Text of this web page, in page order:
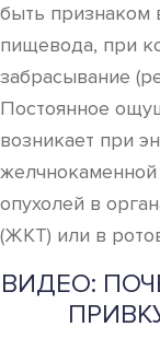
быть признаком
пищевода, при
забрасывание
Постоянное
возникает при
желчнокаменной
опухолей в
(ЖКТ) или в
ВИДЕО: